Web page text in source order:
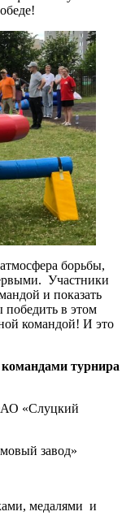
борьбы,
Участники
и показать
победить в этом
командой! И это
турнира
«Слуцкий
завод»
медалями и